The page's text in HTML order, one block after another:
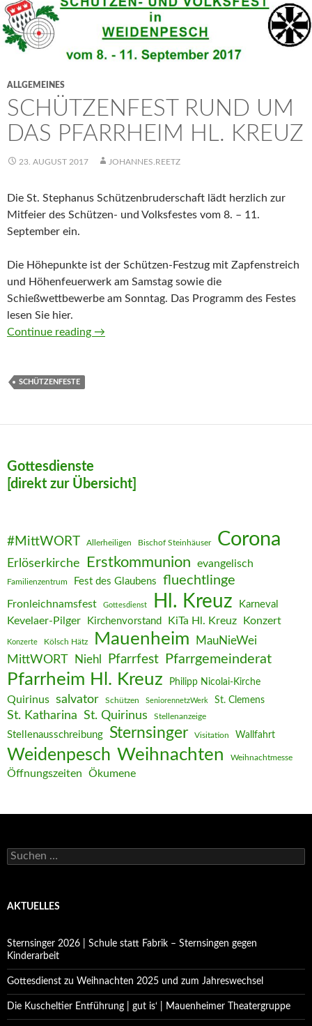
ALLGEMEINES
SCHÜTZENFEST RUND UM
DAS PFARRHEIM HL. KREUZ
23. AUGUST 2017 JOHANNES.REETZ
Die St. Stephanus Schützenbruderschaft lädt herzlich zur
Mitfeier des Schützen- und Volksfestes vom 8. – 11.
September ein.
Die Höhepunkte ist der Schützen-Festzug mit Zapfenstreich
und Höhenfeuerwerk am Samstag sowie die
Schießwettbewerbe am Sonntag. Das Programm des Festes
lesen Sie hier.
Continue reading Schützenfest rund um das Pfarrheim Hl.
→
SCHÜTZENFESTE
Gottesdienste
[direkt zur Übersicht]
#MittWORT Allerheiligen Bischof Steinhäuser Corona
Erlöserkirche Erstkommunion evangelisch
Familienzentrum Fest des Glaubens fluechtlinge
Fronleichnamsfest Gottesdienst Hl. Kreuz Karneval
Kevelaer-Pilger Kirchenvorstand KiTa Hl. Kreuz Konzert
Konzerte Kölsch Hätz Mauenheim MauNieWei
MittWORT Niehl Pfarrfest Pfarrgemeinderat
Pfarrheim Hl. Kreuz Philipp Nicolai-Kirche
Quirinus salvator Schützen SeniorennetzWerk St. Clemens
St. Katharina St. Quirinus Stellenanzeige
Stellenausschreibung Sternsinger Visitation Wallfahrt
Weidenpesch Weihnachten Weihnachtmesse
Öffnungszeiten Ökumene
Suchen
nach:
AKTUELLES
Sternsinger 2026 | Schule statt Fabrik – Sternsingen gegen
Kinderarbeit
Gottesdienst zu Weihnachten 2025 und zum Jahreswechsel
Die Kuscheltier Entführung | gut is‘ | Mauenheimer Theatergruppe